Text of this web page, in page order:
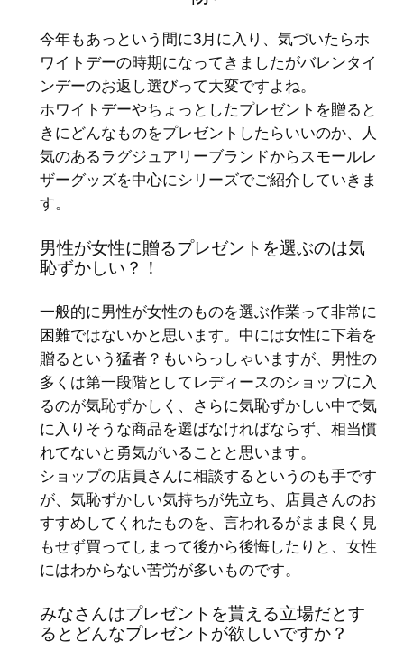
今年もあっという間に3月に入り、気づいたらホ
ワイトデーの時期になってきましたがバレンタイ
ンデーのお返し選びって大変ですよね。
ホワイトデーやちょっとしたプレゼントを贈ると
きにどんなものをプレゼントしたらいいのか、人
気のあるラグジュアリーブランドからスモールレ
ザーグッズを中心にシリーズでご紹介していきま
す。
男性が女性に贈るプレゼントを選ぶのは気
恥ずかしい？！
一般的に男性が女性のものを選ぶ作業って非常に
困難ではないかと思います。中には女性に下着を
贈るという猛者？もいらっしゃいますが、男性の
多くは第一段階としてレディースのショップに入
るのが気恥ずかしく、さらに気恥ずかしい中で気
に入りそうな商品を選ばなければならず、相当慣
れてないと勇気がいることと思います。
ショップの店員さんに相談するというのも手です
が、気恥ずかしい気持ちが先立ち、店員さんのお
すすめしてくれたものを、言われるがまま良く見
もせず買ってしまって後から後悔したりと、女性
にはわからない苦労が多いものです。
みなさんはプレゼントを貰える立場だとす
るとどんなプレゼントが欲しいですか？